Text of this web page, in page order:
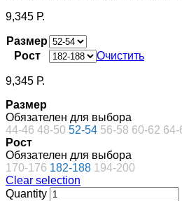
9,345 Р.
Размер
Рост
Очистить
9,345 Р.
Размер
Обязателен для выбора
44-46 48-50 52-54 56-58 60-62 64-
Рост
Обязателен для выбора
170-176 182-188 194-200
Clear selection
Quantity